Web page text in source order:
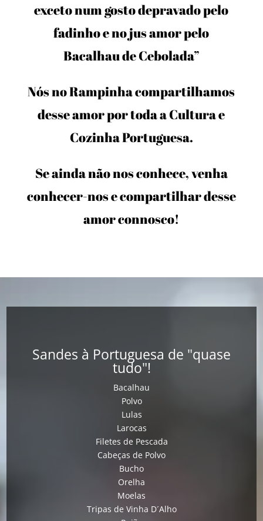
exceto num gosto depravado pelo
fadinho e no jus amor pelo
Bacalhau de Cebolada”
Nós no Rampinha compartilhamos
desse amor por toda a Cultura e
Cozinha Portuguesa.
Se ainda não nos conhece, venha
conhecer-nos e compartilhar desse
amor connosco!
Sandes à Portuguesa de "quase
tudo"!
Bacalhau
Polvo
Lulas
Larocas
Filetes de Pescada
Cabeças de Polvo
Bucho
Orelha
Moelas
Tripas de Vinha D´Alho